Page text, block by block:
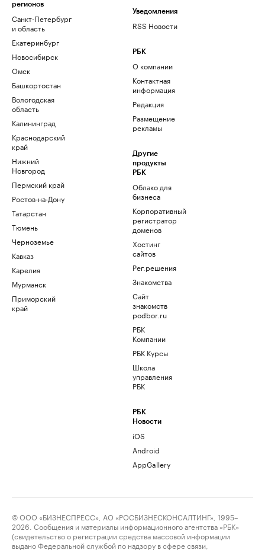
регионов
Санкт-Петербург
и область
Екатеринбург
Новосибирск
Омск
Башкортостан
Вологодская
область
Калининград
Краснодарский
край
Нижний
Новгород
Пермский край
Ростов-на-Дону
Татарстан
Тюмень
Черноземье
Кавказ
Карелия
Мурманск
Приморский
край
Уведомления
RSS Новости
РБК
О компании
Контактная
информация
Редакция
Размещение
рекламы
Другие
продукты
РБК
Облако для
бизнеса
Корпоративный
регистратор
доменов
Хостинг
сайтов
Рег.решения
Знакомства
Сайт
знакомств
podbor.ru
РБК
Компании
РБК Курсы
Школа
управления
РБК
РБК
Новости
iOS
Android
AppGallery
© ООО «БИЗНЕСПРЕСС», АО «РОСБИЗНЕСКОНСАЛТИНГ», 1995–
2026. Сообщения и материалы информационного агентства «РБК»
(свидетельство о регистрации средства массовой информации
выдано Федеральной службой по надзору в сфере связи,